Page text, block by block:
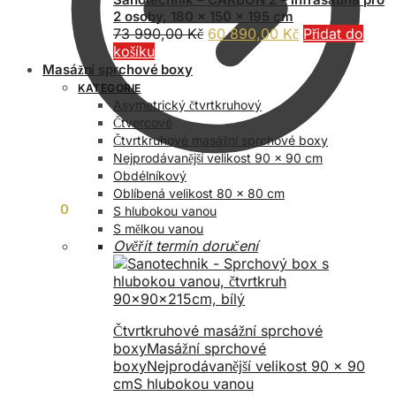
0
2 osoby, 180 x 150 x 195 cm
73 990,00Kč Původní
cena
byla:
990,00 Kč.
60 890,00 KčAktuální
cena
je:
60
890,00 Kč.
Přidat do
košíku
Masážní sprchové boxy
KATEGORIE
Asymetrický čtvrtkruhový
Čtvercové
Čtvrtkruhové masážní sprchové boxy
Nejprodávanější velikost 90 x 90 cm
Obdélníkový
Oblíbená velikost 80 x 80 cm
S hlubokou vanou
S mělkou vanou
Ověřit termín doručení
Čtvrtkruhové masážní sprchové
boxyMasážní sprchové
boxyNejprodávanější velikost 90 x 90
cmS hlubokou vanou